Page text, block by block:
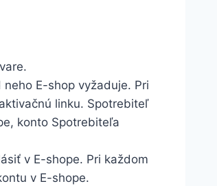
E-shop vyžaduje. Pri
linku. Spotrebiteľ
konto Spotrebiteľa
v E-shope. Pri každom
v E-shope.